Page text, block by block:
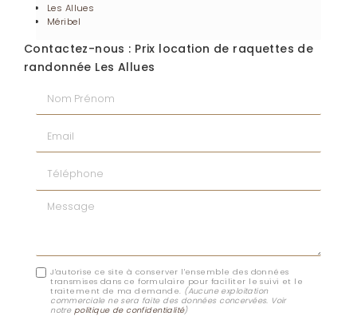
Les Allues
Méribel
Contactez-nous : Prix location de raquettes de
randonnée Les Allues
Nom Prénom
Email
Téléphone
Message
J'autorise ce site à conserver l'ensemble des données
transmises dans ce formulaire pour faciliter le suivi et le
traitement de ma demande. (Aucune exploitation
commerciale ne sera faite des données concervées. Voir
notre politique de confidentialité)